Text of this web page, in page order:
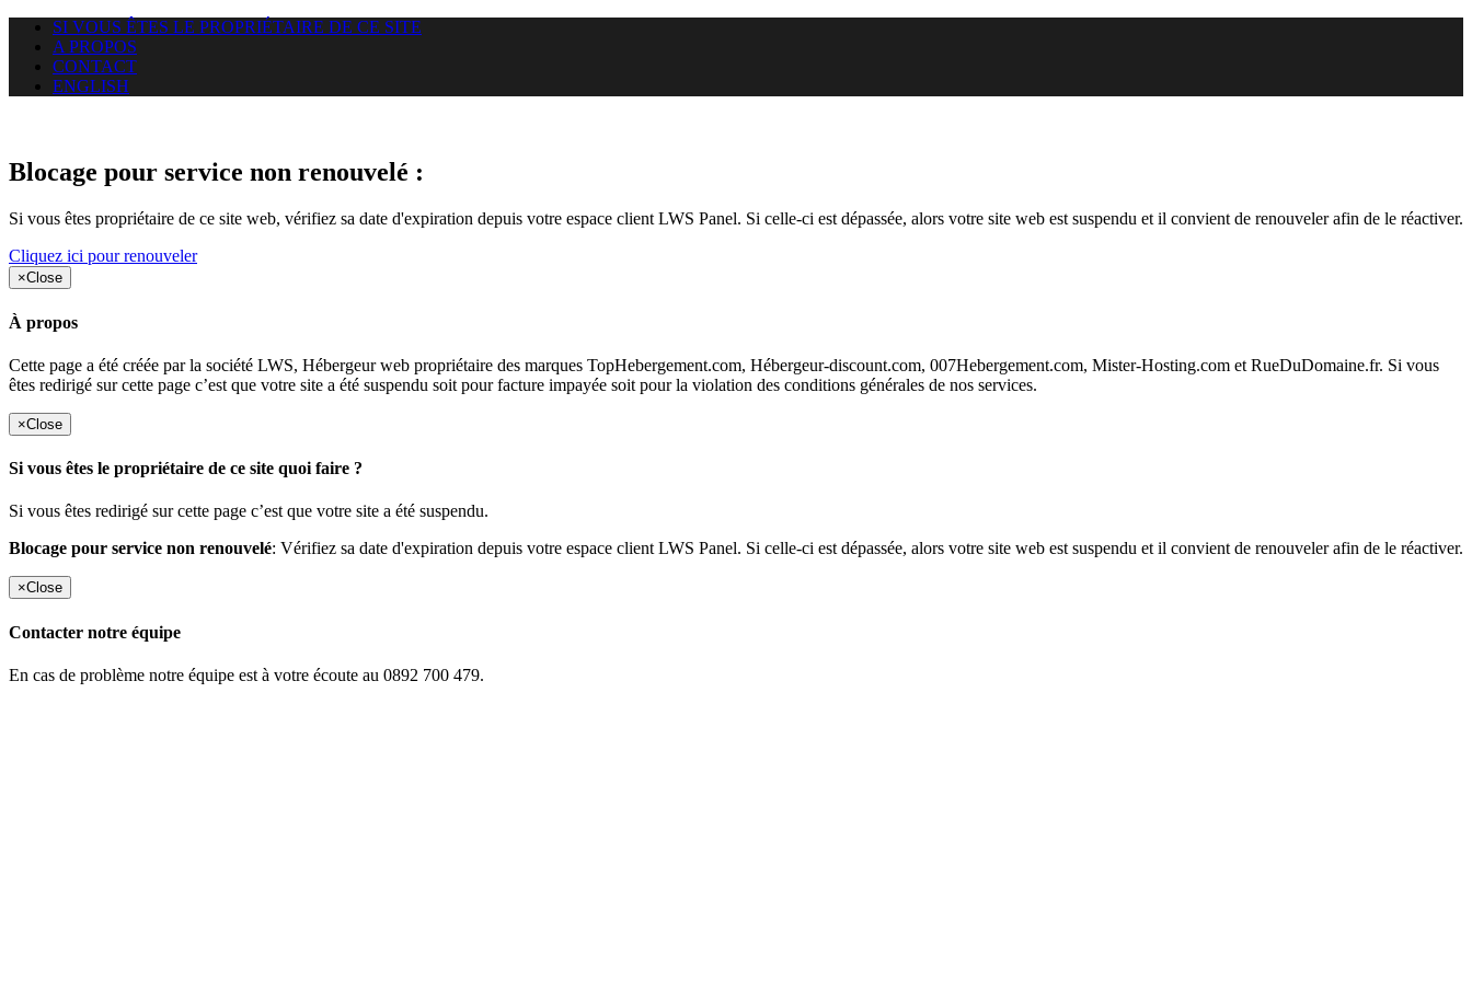
SI VOUS ÊTES LE PROPRIÉTAIRE DE CE SITE
A PROPOS
CONTACT
ENGLISH
Blocage pour service non renouvelé :
Si vous êtes propriétaire de ce site web, vérifiez sa date d'expiration depuis votre espace client LWS Panel. Si celle-ci est dépassée, alors votre site web est suspendu et il convient de renouveler afin de le réactiver.
Cliquez ici pour renouveler
×Close
À propos
Cette page a été créée par la société LWS, Hébergeur web propriétaire des marques TopHebergement.com, Hébergeur-discount.com, 007Hebergement.com, Mister-Hosting.com et RueDuDomaine.fr. Si vous
êtes redirigé sur cette page c’est que votre site a été suspendu soit pour facture impayée soit pour la violation des conditions générales de nos services.
×Close
Si vous êtes le propriétaire de ce site quoi faire ?
Si vous êtes redirigé sur cette page c’est que votre site a été suspendu.
Blocage pour service non renouvelé: Vérifiez sa date d'expiration depuis votre espace client LWS Panel. Si celle-ci est dépassée, alors votre site web est suspendu et il convient de renouveler afin de le réactiver.
×Close
Contacter notre équipe
En cas de problème notre équipe est à votre écoute au 0892 700 479.